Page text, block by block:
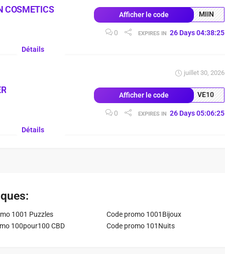
COSMETICS Afficher le code MIIN
0 EXPIRES IN 26 Days 04:38:24
Détails
juillet 30, 2026
Afficher le code VE10
0 EXPIRES IN 26 Days 05:06:24
Détails
1001 Puzzles
Code promo 1001Bijoux
100pour100 CBD
Code promo 101Nuits